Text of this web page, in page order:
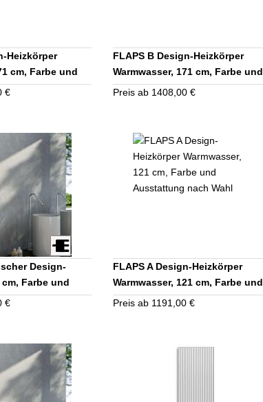
Heizkörper
cm, Farbe und
Wahl
€
FLAPS B Design-Heizkörper
Warmwasser, 171 cm, Farbe und
Ausstattung nach Wahl
Preis ab 1408,00 €
Design-
Farbe und
Wahl
€
FLAPS A Design-Heizkörper
Warmwasser, 121 cm, Farbe und
Ausstattung nach Wahl
Preis ab 1191,00 €